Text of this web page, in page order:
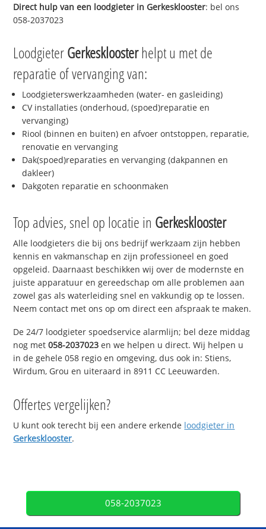
Direct hulp van een loodgieter in Gerkesklooster: bel ons
058-2037023
LoodgieterGerkeskloosterhelpt u met de
reparatie of vervanging van:
Loodgieterswerkzaamheden (water- en gasleiding)
CV installaties (onderhoud, (spoed)reparatie en
vervanging)
Riool (binnen en buiten) en afvoer ontstoppen, reparatie,
renovatie en vervanging
Dak(spoed)reparaties en vervanging (dakpannen en
dakleer)
Dakgoten reparatie en schoonmaken
Top advies, snel op locatie in Gerkesklooster
Alle loodgieters die bij ons bedrijf werkzaam zijn hebben
kennis en vakmanschap en zijn professioneel en goed
opgeleid. Daarnaast beschikken wij over de modernste en
juiste apparatuur en gereedschap om alle problemen aan
zowel gas als waterleiding snel en vakkundig op te lossen.
Neem contact met ons op om direct een afspraak te maken.
De 24/7 loodgieter spoedservice alarmlijn; bel deze middag
nog met058-2037023 en we helpen u direct. Wij helpen u
in de gehele 058 regio en omgeving, dus ook in: Stiens,
Wirdum, Grou en uiteraard in 8911 CC Leeuwarden.
Offertes vergelijken?
U kunt ook terecht bij een andere erkende loodgieter in
Gerkesklooster.
058-2037023